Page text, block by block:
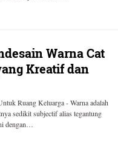
Warna Cat
Kreatif dan
Ruang Keluarga - Warna adalah
sedikit subjectif alias tegantung
dengan…